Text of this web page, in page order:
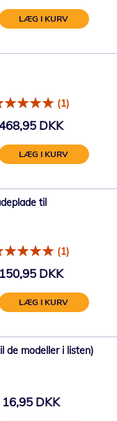
LÆG I KURV
(1)
DKK
LÆG I KURV
til
(1)
150,95 DKK
LÆG I KURV
de modeller i listen)
16,95 DKK